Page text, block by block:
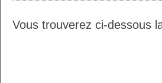
Vous trouverez ci-dessous